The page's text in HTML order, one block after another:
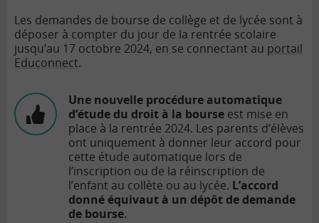
Les demandes de bourse de collège et de lycée sont à
déposer à compter du jour de la rentrée scolaire
jusqu’au 17 octobre 2024, en se connectant au portail
Educonnect.
Une nouvelle procédure automatique
d’étude du droit à la bourse est mise en
place à la rentrée 2024. Les parents d’élèves
ont uniquement à donner leur accord pour
cette étude automatique lors de
l’inscription ou de la réinscription de
l’enfant au collète ou au lycée. L’accord
donné équivaut à un dépôt de demande
de bourse.